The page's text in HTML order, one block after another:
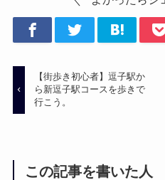
【街歩き初心者】逗子駅か
ら新逗子駅コースを歩きで
行こう。
この記事を書いた人